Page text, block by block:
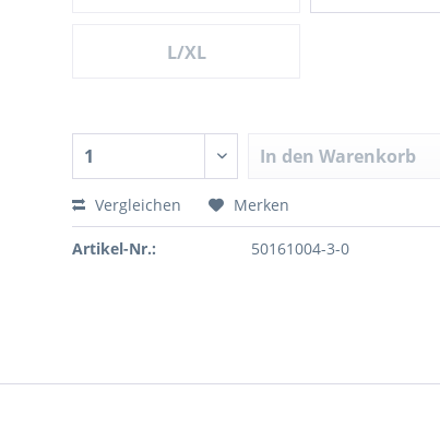
L/XL
In den Warenkorb
Vergleichen Merken
Artikel-Nr.: 50161004-3-0